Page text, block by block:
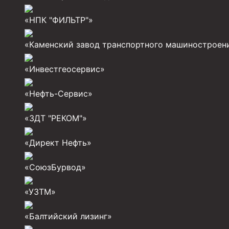
Муфта ОТТМ 324
Муфта ОТТМ 114
Муфта ОТТГ 168
Муфта ОТТГ 114
Буровое оборудование
Фонтанная и запорная арматура
«НПК "ФИЛЬТР"»
«Каменский завод транспортного
«Инвестгеосервис»
«Нефть-Сервис»
«ЗДТ "РЕКОМ"»
«Директ Нефть»
«СоюзБурвод»
«УЗТМ»
«Балтийский лизинг»